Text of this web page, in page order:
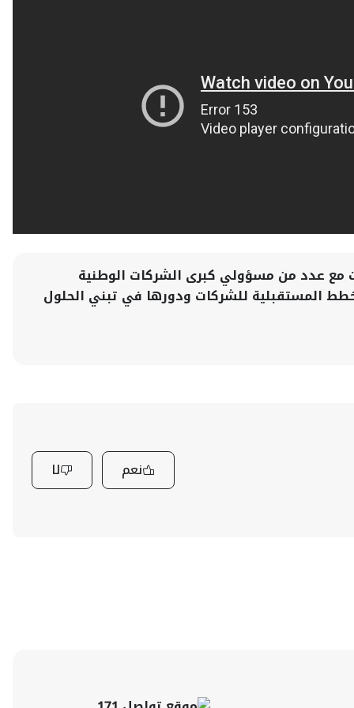
مع عدد من مسؤولي كبرى الشركات الوطنية
المستقبلية للشركات ودورها في تبني الحلول
نعم لا